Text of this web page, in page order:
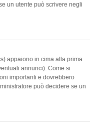
un utente può scrivere negli
appaiono in cima alla prima
annunci). Come si
importanti e dovrebbero
può decidere se un